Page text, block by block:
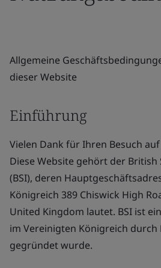
Allgemeine
dieser Website
Einführung
Vielen Dank für Ihren Besuch
Diese Website gehört der
(BSI), deren
Königreich 389 Chiswick High
United Kingdom lautet. BSI ist
im Vereinigten Königreich durch
gegründet wurde.